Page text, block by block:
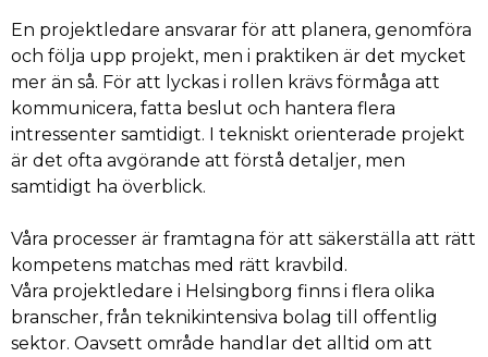
En projektledare ansvarar för att planera, genomföra
och följa upp projekt, men i praktiken är det mycket
mer än så. För att lyckas i rollen krävs förmåga att
kommunicera, fatta beslut och hantera flera
intressenter samtidigt. I tekniskt orienterade projekt
är det ofta avgörande att förstå detaljer, men
samtidigt ha överblick.
Våra processer är framtagna för att säkerställa att rätt
kompetens matchas med rätt kravbild.
Våra projektledare i Helsingborg finns i flera olika
branscher, från teknikintensiva bolag till offentlig
sektor. Oavsett område handlar det alltid om att